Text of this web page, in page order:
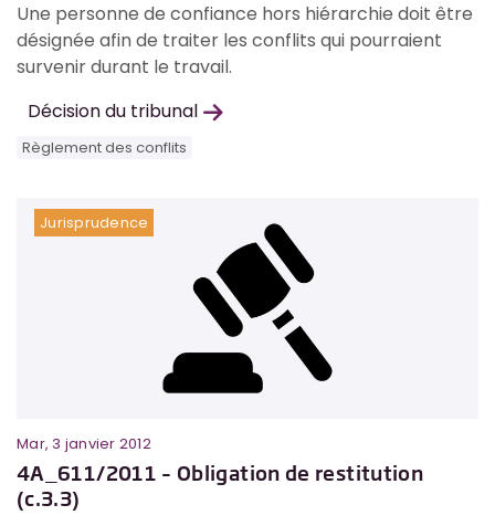
Une personne de confiance hors hiérarchie doit être
désignée afin de traiter les conflits qui pourraient
survenir durant le travail.
Décision du tribunal
Règlement des conflits
Jurisprudence
Mar, 3 janvier 2012
4A_611/2011 – Obligation de restitution
(c.3.3)